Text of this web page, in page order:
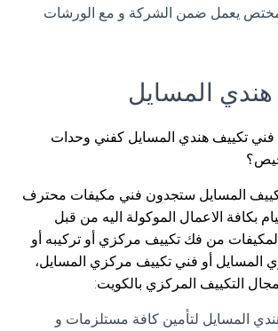
مختص يعمل ضمن الشركة و مع الورشات
المسايل
فني تكييف هندي المسايل كفني وحدات
المسايل ستجدون فني مكيفات محترف
بكافة الاعمال الموكولة اليه من قبل
من فك تكييف مركزي أو تركيبه أو
المسايل أو فني تكييف مركزي المسايل،
التكييف المركزي بالكويت:
المسايل لتأمين كافة مستلزمات و